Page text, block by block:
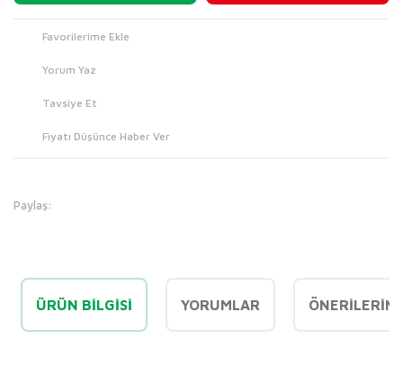
Yorum Yaz
Tavsiye Et
Fiyatı Düşünce Haber Ver
Paylaş:
ÜRÜN BILGISI YORUMLAR